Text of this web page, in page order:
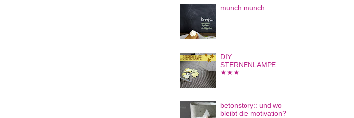
munch munch...
DIY ::
STERNENLAMPE
★★★
betonstory:: und wo
bleibt die motivation?